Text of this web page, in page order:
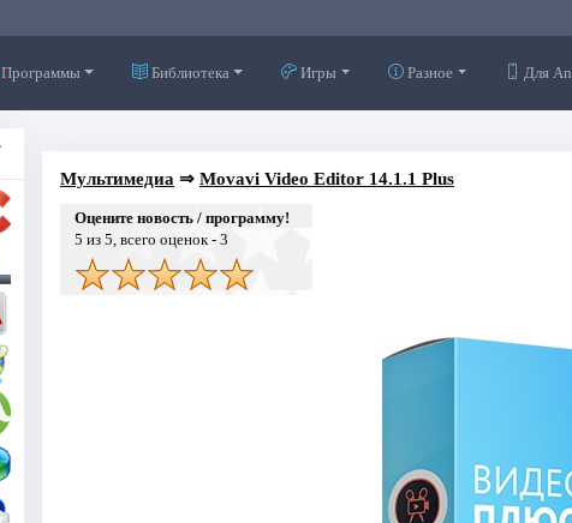
Программы Библиотека Игры Разное Для
Мультимедиа ⇒ Movavi Video Editor 14.1.1 Plus
Оцените новость / программу!
5 из 5, всего оценок - 3